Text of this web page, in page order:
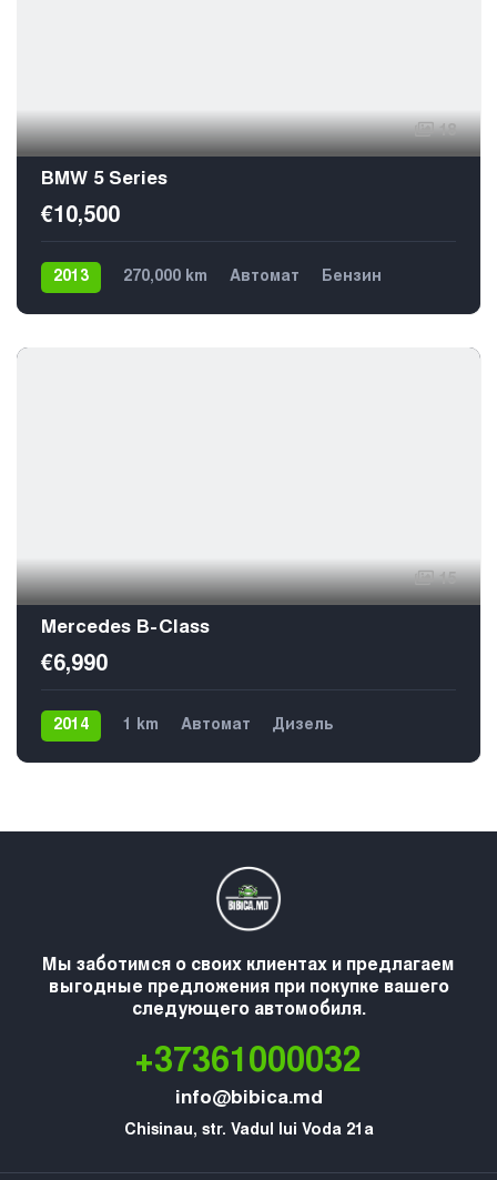
18
BMW 5 Series
€10,500
2013 270,000 km Автомат
Бензин
15
Mercedes B-Class
€6,990
2014 1 km Автомат
Дизель
Мы заботимся о своих клиентах и предлагаем
выгодные предложения при покупке вашего
следующего автомобиля.
+37361000032
info@bibica.md
Chisinau, str. Vadul lui Voda 21a